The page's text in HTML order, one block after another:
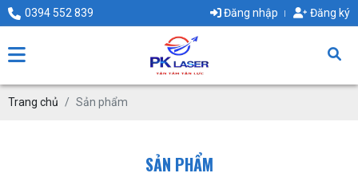
0394 552 839 Đăng nhập Đăng ký
Trang chủ Sản phẩm
SẢN PHẨM